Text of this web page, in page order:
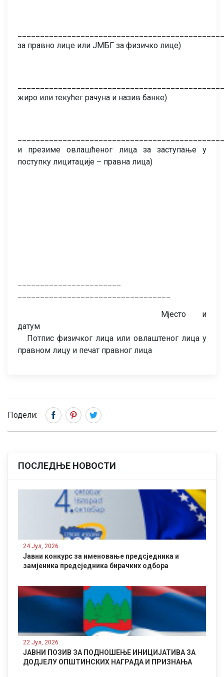
за правно лице или ЈМБГ за физичко лице)
жиро или текућег рачуна и назив банке)
и презиме овлашћеног лица за заступање у
поступку лицитације – правна лица)
Мјесто и
датум
Потпис физичког лица или овлаштеног лица у
правном лицу и печат правног лица
Подели:
ПОСЛЕДЊЕ НОВОСТИ
24 Јул, 2026.
Јавни конкурс за именовање предсједника и
замјеника предсједника бирачких одбора
22 Јул, 2026.
ЈАВНИ ПОЗИВ ЗА ПОДНОШЕЊЕ ИНИЦИЈАТИВА ЗА
ДОДЈЕЛУ ОПШТИНСКИХ НАГРАДА И ПРИЗНАЊА